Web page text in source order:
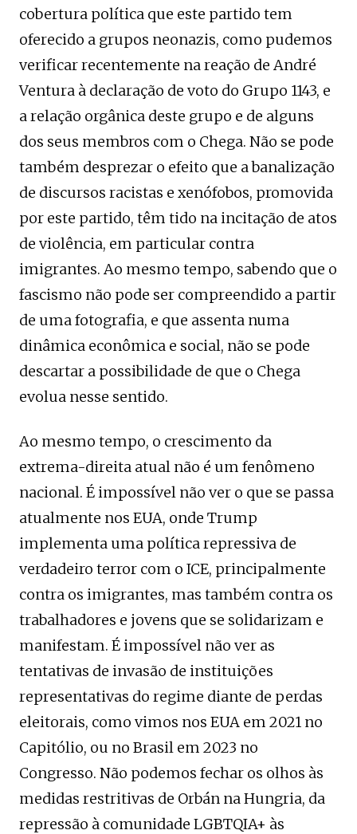
cobertura política que este partido tem
oferecido a grupos neonazis, como pudemos
verificar recentemente na reação de André
Ventura à declaração de voto do Grupo 1143, e
a relação orgânica deste grupo e de alguns
dos seus membros com o Chega. Não se pode
também desprezar o efeito que a banalização
de discursos racistas e xenófobos, promovida
por este partido, têm tido na incitação de atos
de violência, em particular contra
imigrantes. Ao mesmo tempo, sabendo que o
fascismo não pode ser compreendido a partir
de uma fotografia, e que assenta numa
dinâmica econômica e social, não se pode
descartar a possibilidade de que o Chega
evolua nesse sentido.
Ao mesmo tempo, o crescimento da
extrema-direita atual não é um fenômeno
nacional. É impossível não ver o que se passa
atualmente nos EUA, onde Trump
implementa uma política repressiva de
verdadeiro terror com o ICE, principalmente
contra os imigrantes, mas também contra os
trabalhadores e jovens que se solidarizam e
manifestam. É impossível não ver as
tentativas de invasão de instituições
representativas do regime diante de perdas
eleitorais, como vimos nos EUA em 2021 no
Capitólio, ou no Brasil em 2023 no
Congresso. Não podemos fechar os olhos às
medidas restritivas de Orbán na Hungria, da
repressão à comunidade LGBTQIA+ às